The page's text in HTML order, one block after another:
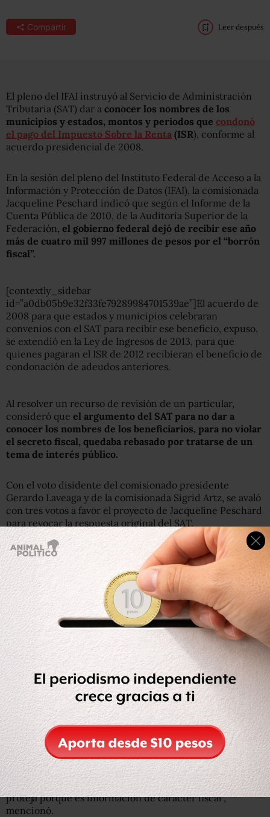
Compartir Leer después
El pleno del IFAI instruyó al Servicio de Administración
Tributaria (SAT) dar a conocer los nombres de los
municipios y estados, montos y periodos que condonó
el pago del Impuesto Sobre la Renta (ISR), conforme al
acuerdo presidencial de 2008.
En la sesión del pleno del Instituto Federal de Acceso a la
Información y Protección de Datos (IFAI), la comisionada
Jacqueline Peschard indicó que según el Informe de la
Cuenta Pública de 2010, de la Auditoría Superior de la
Federación, el gobierno federal dejó de recibir ese año
más de cuatro mil 997 millones de pesos por el “borrón
fiscal”.
[contextly_sidebar
id=”a0db05b9e32f33fe79289984701539ae”]El acuerdo de
2008 para que estados y municipios celebraran
convenios con el SAT para recibir ese beneficio, expuso,
se extendió en la Ley de Ingresos de 2013, para que
quienes pagaran el ISR de 2012 recibieran el beneficio de
condonación de adeudos anteriores.
Al resolver un recurso de revisión de un particular,
consideró que el argumento del SAT para no dar a
conocer los nombres de los beneficiarios, para no violar
el secreto fiscal, quedaba rebasado por tratarse de un
tema de interés público.
Con el voto disidente del comisionado presidente
Gerardo Laveaga y de la comisionada Sigrid Artz, se avaló
con tres votos a favor el proyecto de Jacqueline Peschard
para revocar la respuesta original del SAT.
“Lo que hacemos en este asunto es, efectivamente hacer
una ponderación para ver en dónde está el interés
público mayor, si en proteger el derecho de los
contribuyentes, que en este caso son autoridades que
están sujetas a la transparencia, o si debe privar el que se
proteja porque es información de carácter fiscal”,
mencionó.